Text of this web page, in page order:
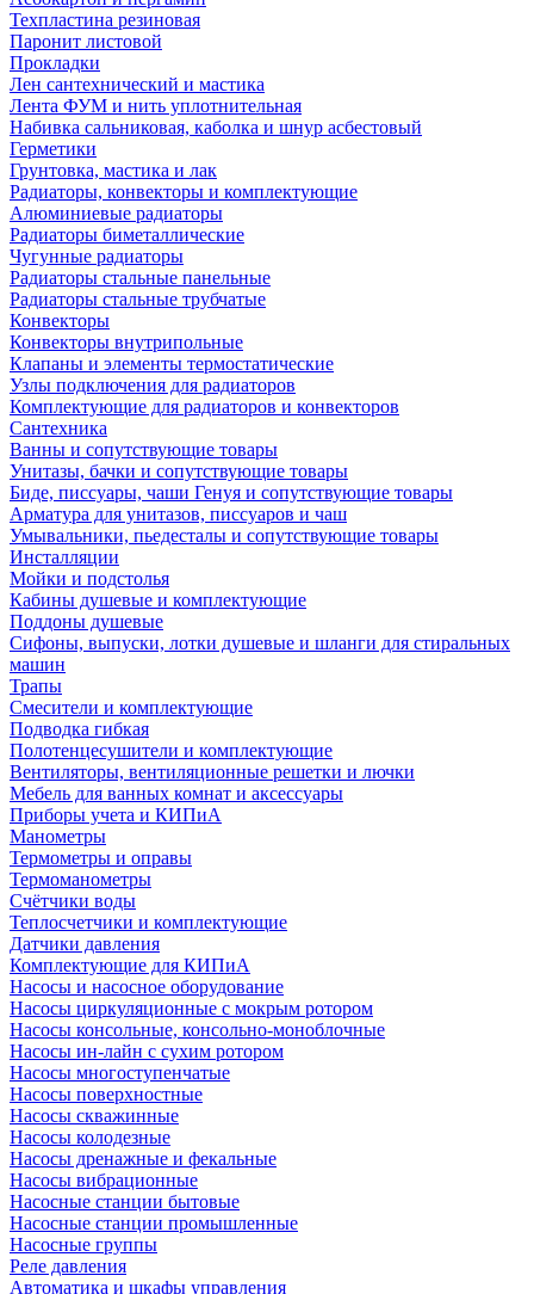
Техпластина резиновая
Паронит листовой
Прокладки
Лен сантехнический и мастика
Лента ФУМ и нить уплотнительная
Набивка сальниковая, каболка и шнур асбестовый
Герметики
Грунтовка, мастика и лак
Радиаторы, конвекторы и комплектующие
Алюминиевые радиаторы
Радиаторы биметаллические
Чугунные радиаторы
Радиаторы стальные панельные
Радиаторы стальные трубчатые
Конвекторы
Конвекторы внутрипольные
Клапаны и элементы термостатические
Узлы подключения для радиаторов
Комплектующие для радиаторов и конвекторов
Сантехника
Ванны и сопутствующие товары
Унитазы, бачки и сопутствующие товары
Биде, писсуары, чаши Генуя и сопутствующие товары
Арматура для унитазов, писсуаров и чаш
Умывальники, пьедесталы и сопутствующие товары
Инсталляции
Мойки и подстолья
Кабины душевые и комплектующие
Поддоны душевые
Сифоны, выпуски, лотки душевые и шланги для стиральных
машин
Трапы
Смесители и комплектующие
Подводка гибкая
Полотенцесушители и комплектующие
Вентиляторы, вентиляционные решетки и лючки
Мебель для ванных комнат и аксессуары
Приборы учета и КИПиА
Манометры
Термометры и оправы
Термоманометры
Счётчики воды
Теплосчетчики и комплектующие
Датчики давления
Комплектующие для КИПиА
Насосы и насосное оборудование
Насосы циркуляционные с мокрым ротором
Насосы консольные, консольно-моноблочные
Насосы ин-лайн с сухим ротором
Насосы многоступенчатые
Насосы поверхностные
Насосы скважинные
Насосы колодезные
Насосы дренажные и фекальные
Насосы вибрационные
Насосные станции бытовые
Насосные станции промышленные
Насосные группы
Реле давления
Автоматика и шкафы управления